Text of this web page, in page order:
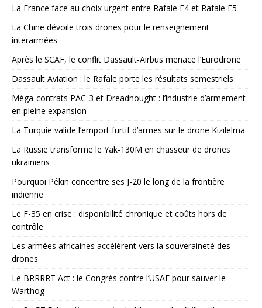
La France face au choix urgent entre Rafale F4 et Rafale F5
La Chine dévoile trois drones pour le renseignement
interarmées
Après le SCAF, le conflit Dassault-Airbus menace l’Eurodrone
Dassault Aviation : le Rafale porte les résultats semestriels
Méga-contrats PAC-3 et Dreadnought : l’industrie d’armement
en pleine expansion
La Turquie valide l’emport furtif d’armes sur le drone Kızılelma
La Russie transforme le Yak-130M en chasseur de drones
ukrainiens
Pourquoi Pékin concentre ses J-20 le long de la frontière
indienne
Le F-35 en crise : disponibilité chronique et coûts hors de
contrôle
Les armées africaines accélèrent vers la souveraineté des
drones
Le BRRRRT Act : le Congrès contre l’USAF pour sauver le
Warthog